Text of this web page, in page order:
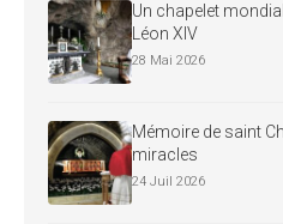
Un chapelet
Léon XIV
28 Mai 2026
Mémoire de saint
miracles
24 Juil 2026